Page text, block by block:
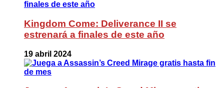
Kingdom Come: Deliverance II se
estrenará a finales de este año
19 abril 2024